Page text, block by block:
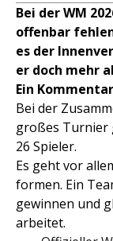
Bei der WM
offenbar
es der
er doch mehr
Ein
Bei der
großes Turnier
26 Spieler.
Es geht vor
formen. Ein
gewinnen und
arbeitet.